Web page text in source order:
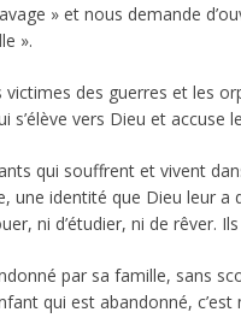
» et nous demande
».
des guerres et les
s’élève vers Dieu et
qui souffrent et vivent
une identité que Dieu leur
ni d’étudier, ni de rêver.
par sa famille, sans
qui est abandonné, c’est